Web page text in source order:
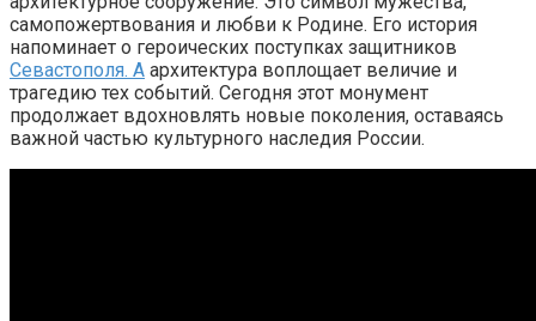
самопожертвования и любви к Родине. Его история
напоминает о героических поступках защитников
Севастополя. А архитектура воплощает величие и
трагедию тех событий. Сегодня этот монумент
продолжает вдохновлять новые поколения, оставаясь
важной частью культурного наследия России.